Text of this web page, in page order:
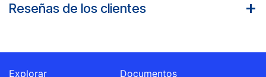
Reseñas de los clientes
Explorar
Documentos